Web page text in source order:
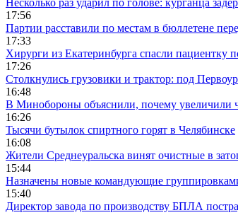
Несколько раз ударил по голове: курганца
17:56
Партии расставили по местам в бюллетене
17:33
Хирурги из Екатеринбурга спасли пациентку
17:26
Столкнулись грузовики и трактор: под
16:48
В Минобороны объяснили, почему увеличили
16:26
Тысячи бутылок спиртного горят в Челябинске
16:08
Жители Среднеуральска винят очистные в
15:44
Назначены новые командующие
15:40
Директор завода по производству БПЛА